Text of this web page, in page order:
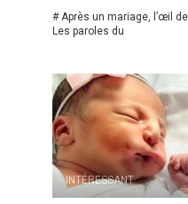
# Après un mariage, l’œil
Les paroles du
INTÉRESSANT